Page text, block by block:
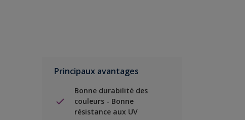
Principaux avantages
Bonne durabilité des
couleurs - Bonne
résistance aux UV